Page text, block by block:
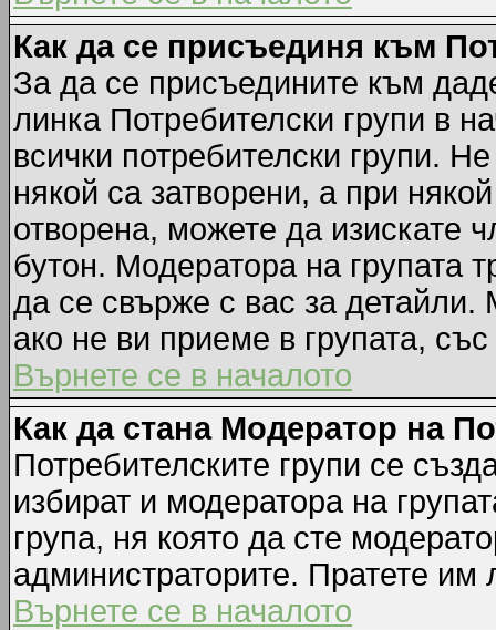
Как да се присъединя към
За да се присъедините към
линка Потребителски групи в
всички потребителски групи.
някой са затворени, а при
отворена, можете да изискате
бутон. Модератора на групата
да се свърже с вас за
ако не ви приеме в групата,
Върнете се в началото
Как да стана Модератор на
Потребителските групи се
избират и модератора на
група, ня която да сте
администраторите. Пратете
Върнете се в началото